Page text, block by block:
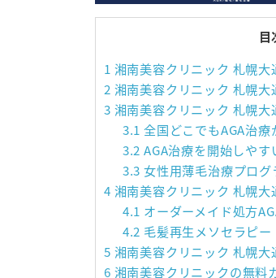
目
1 湘南美容クリニック 札幌大
2 湘南美容クリニック 札幌
3 湘南美容クリニック 札幌大
3.1 全国どこでもAGA治療
3.2 AGA治療を開始しやす
3.3 女性用薄毛治療プログ
4 湘南美容クリニック 札幌大
4.1 オーダーメイド処方
4.2 毛髪再生メソセラピー
5 湘南美容クリニック 札幌
6 湘南美容クリニックの無料